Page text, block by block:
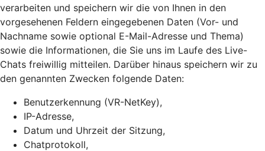
verarbeiten und speichern wir die von Ihnen in den
vorgesehenen Feldern eingegebenen Daten (Vor- und
Nachname sowie optional E-Mail-Adresse und Thema)
sowie die Informationen, die Sie uns im Laufe des Live-
Chats freiwillig mitteilen. Darüber hinaus speichern wir zu
den genannten Zwecken folgende Daten:
Benutzerkennung (VR-NetKey),
IP-Adresse,
Datum und Uhrzeit der Sitzung,
Chatprotokoll,